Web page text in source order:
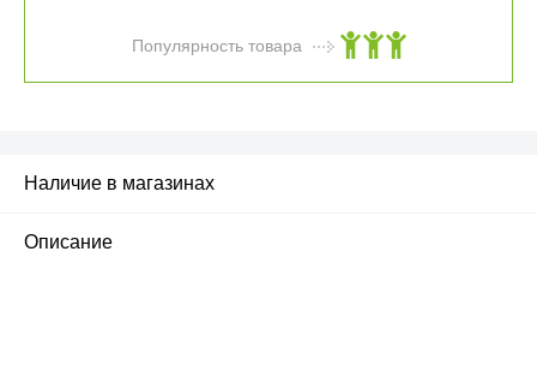
Популярность товара
Наличие в магазинах
Описание